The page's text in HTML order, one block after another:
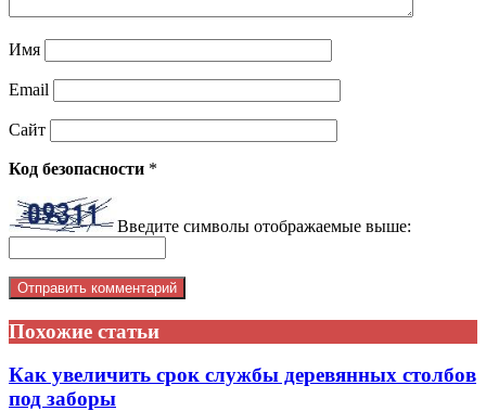
Имя
Email
Сайт
Код безопасности *
Введите символы отображаемые выше:
Похожие статьи
Как увеличить срок службы деревянных столбов
под заборы